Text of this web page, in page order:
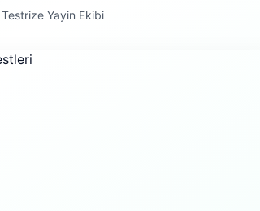
Testrize Yayin Ekibi